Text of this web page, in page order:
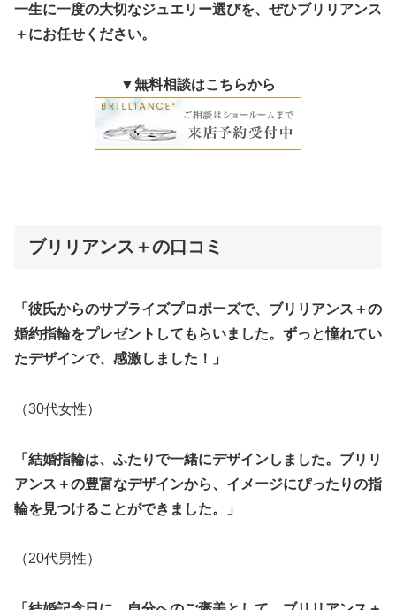
一生に一度の大切なジュエリー選びを、ぜひブリリアンス
＋にお任せください。
▼無料相談はこちらから
ブリリアンス＋の口コミ
「彼氏からのサプライズプロポーズで、ブリリアンス＋の
婚約指輪をプレゼントしてもらいました。ずっと憧れてい
たデザインで、感激しました！」
（30代女性）
「結婚指輪は、ふたりで一緒にデザインしました。ブリリ
アンス＋の豊富なデザインから、イメージにぴったりの指
輪を見つけることができました。」
（20代男性）